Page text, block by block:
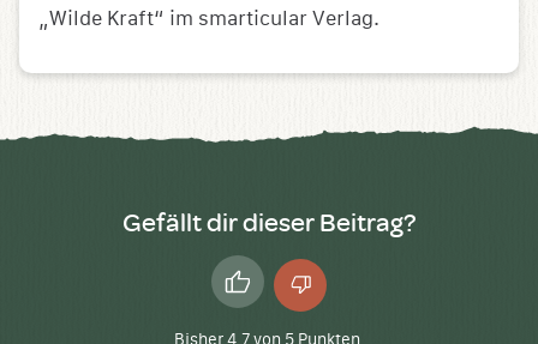
„Wilde Kraft“ im smarticular Verlag.
Gefällt dir dieser Beitrag?
Daumen
hoch
Daumen
runter
Bisher4.7von 5Punkten.